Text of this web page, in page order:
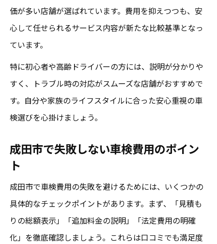
価が多い店舗が選ばれています。費用を抑えつつも、安
心して任せられるサービス内容が新たな比較基準となっ
ています。
特に初心者や高齢ドライバーの方には、説明が分かりや
すく、トラブル時の対応がスムーズな店舗がおすすめで
す。自分や家族のライフスタイルに合った安心重視の車
検選びを心掛けましょう。
成田市で失敗しない車検費用のポイン
ト
成田市で車検費用の失敗を避けるためには、いくつかの
具体的なチェックポイントがあります。まず、「見積も
りの総額表示」「追加料金の説明」「法定費用の明確
化」を徹底確認しましょう。これらは口コミでも満足度